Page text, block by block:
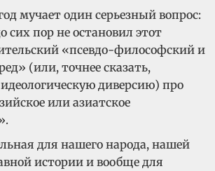
мучает один серьезный вопрос:
сих пор не остановил этот
«псевдо-философский и
(или, точнее сказать,
диверсию) про
или азиатское
для нашего народа, нашей
истории и вообще для